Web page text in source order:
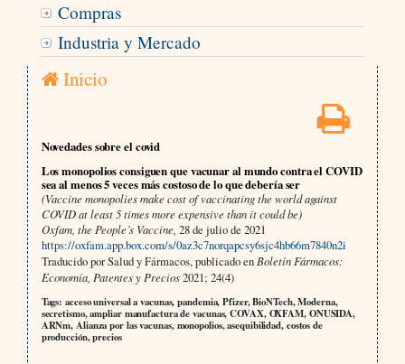
Compras
Industria y Mercado
Inicio
Novedades sobre el covid
Los monopolios consiguen que vacunar al mundo contra el COVID
sea al menos 5 veces más costoso de lo que debería ser
(Vaccine monopolies make cost of vaccinating the world against
COVID at least 5 times more expensive than it could be)
Oxfam, the People’s Vaccine, 28 de julio de 2021
https://oxfam.app.box.com/s/0az3c7norqapcsy6sjc4hb66m7840n2i
Traducido por Salud y Fármacos, publicado en Boletín Fármacos:
Economía, Patentes y Precios2021; 24(4)
Tags: acceso universal a vacunas, pandemia, Pfizer, BioNTech, Moderna,
secretismo, ampliar manufactura de vacunas, COVAX, OXFAM, ONUSIDA,
ARNm, Alianza por las vacunas, monopolios, asequibilidad, costos de
producción, precios